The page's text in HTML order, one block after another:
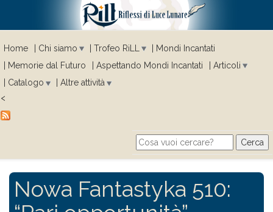
Home Chi siamo Trofeo RiLL
Mondi Incantati
Memorie dal Futuro
Aspettando Mondi Incantati
Articoli
Catalogo
Altre attività
<
Search form
Cerca
Nowa Fantastyka 510: